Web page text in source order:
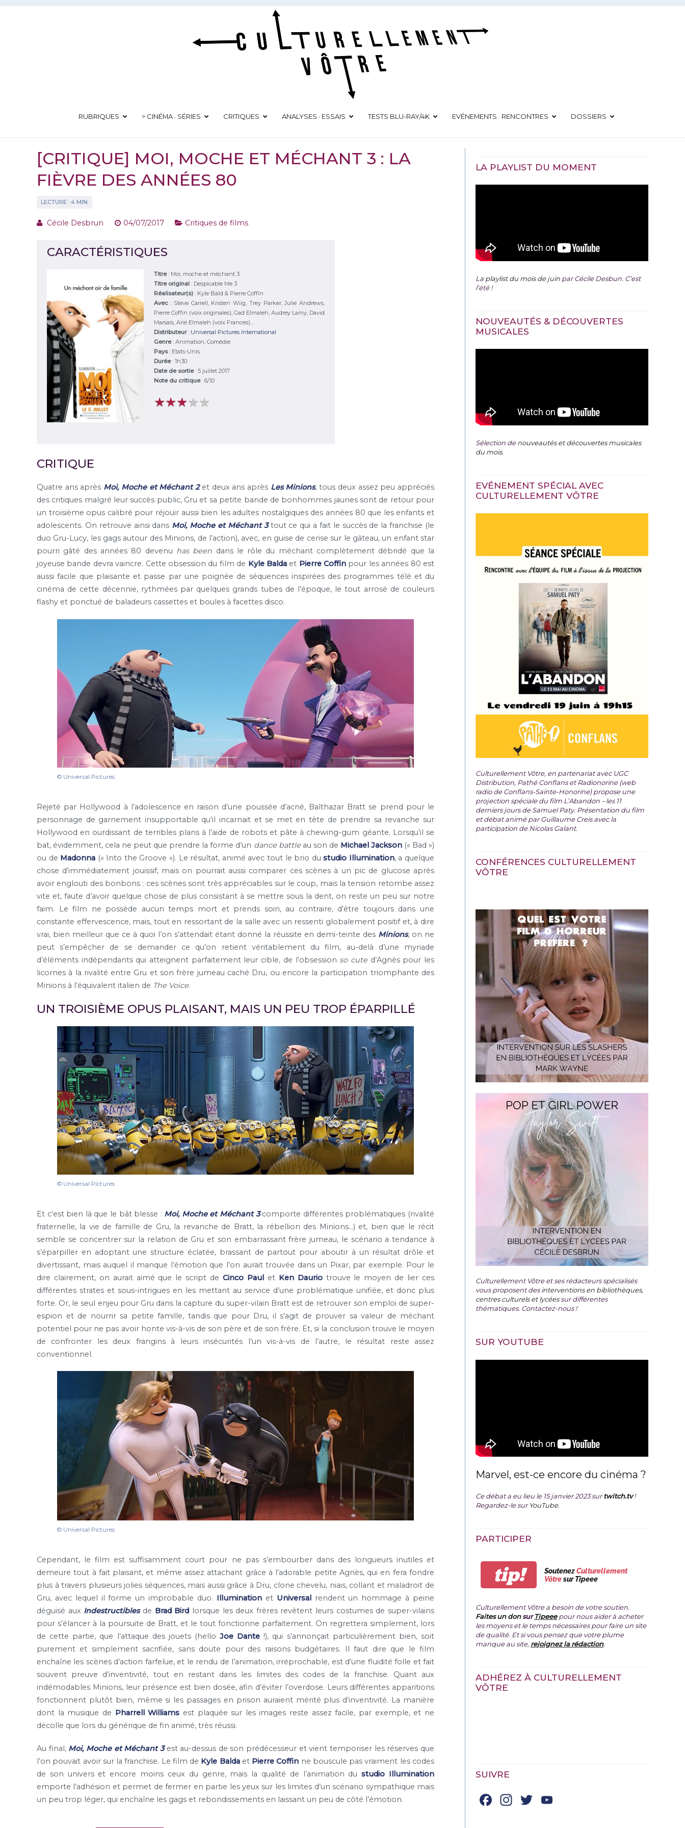
Aller
Culturellement Vôtre
RUBRIQUES > CINÉMA · SÉRIES CRITIQUES ANALYSES · ESSAIS TESTS BLU-RAY/4K EVÉNEMENTS · RENCONTRES DOSSIERS
[CRITIQUE] MOI, MOCHE ET MÉCHANT 3 : LA
FIÈVRE DES ANNÉES 80
Cécile Desbrun 04/07/2017 Critiques de films
CARACTÉRISTIQUES
Titre: Moi, moche et méchant 3
Titre original : Despicable Me 3
Réalisateur(s) : Kyle Bald & Pierre Coffin
Avec: Steve Carrell, Kristen Wiig, Trey Parker, Julie Andrews,
Pierre Coffin (voix originales), Gad Elmaleh, Audrey Lamy, David
Marsais, Arié Elmaleh (voix Frances)...
Distributeur: Universal Pictures International
Genre: Animation, Comédie
Pays: Etats-Unis
Durée: 1h30
Date de sortie: 5 juillet 2017
Note du critique: 6/10
★★★★★
★★★★★
CRITIQUE
Quatre ans après Moi, Moche et Méchant 2 et deux ans après Les Minions, tous deux assez peu appréciés
des critiques malgré leur succès public, Gru et sa petite bande de bonhommes jaunes sont de retour pour
un troisième opus calibré pour réjouir aussi bien les adultes nostalgiques des années 80 que les enfants et
adolescents. On retrouve ainsi dans Moi, Moche et Méchant 3tout ce qui a fait le succès de la franchise (le
duo Gru-Lucy, les gags autour des Minions, de l’action), avec, en guise de cerise sur le gâteau, un enfant star
pourri gâté des années 80 devenu has been dans le rôle du méchant complètement débridé que la
joyeuse bande devra vaincre. Cette obsession du film de Kyle Baldaet Pierre Coffin pour les années 80 est
aussi facile que plaisante et passe par une poignée de séquences inspirées des programmes télé et du
cinéma de cette décennie, rythmées par quelques grands tubes de l’époque, le tout arrosé de couleurs
flashy et ponctué de baladeurs cassettes et boules à facettes disco.
© Universal Pictures
Rejeté par Hollywood à l’adolescence en raison d’une poussée d’acné, Balthazar Bratt se prend pour le
personnage de garnement insupportable qu’il incarnait et se met en tête de prendre sa revanche sur
Hollywood en ourdissant de terribles plans à l’aide de robots et pâte à chewing-gum géante. Lorsqu’il se
bat, évidemment, cela ne peut que prendre la forme d’un dance battleau son de Michael Jackson(« Bad »)
ou de Madonna (« Into the Groove »). Le résultat, animé avec tout le brio dustudio Illumination, a quelque
chose d’immédiatement jouissif, mais on pourrait aussi comparer ces scènes à un pic de glucose après
avoir englouti des bonbons : ces scènes sont très appréciables sur le coup, mais la tension retombe assez
vite et, faute d’avoir quelque chose de plus consistant à se mettre sous la dent, on reste un peu sur notre
faim. Le film ne possède aucun temps mort et prends soin, au contraire, d’être toujours dans une
constante effervescence, mais, tout en ressortant de la salle avec un ressenti globalement positif et, à dire
vrai, bien meilleur que ce à quoi l’on s’attendait étant donné la réussite en demi-teinte des Minions, on ne
peut s’empêcher de se demander ce qu’on retient véritablement du film, au-delà d’une myriade
d’éléments indépendants qui atteignent parfaitement leur cible, de l’obsession so cuted’Agnès pour les
licornes à la rivalité entre Gru et son frère jumeau caché Dru, ou encore la participation triomphante des
Minions à l’équivalent italien de The Voice.
UN TROISIÈME OPUS PLAISANT, MAIS UN PEU TROP ÉPARPILLÉ
© Universal Pictures
Et c’est bien là que le bât blesse : Moi, Moche et Méchant 3 comporte différentes problématiques (rivalité
fraternelle, la vie de famille de Gru, la revanche de Bratt, la rébellion des Minions…) et, bien que le récit
semble se concentrer sur la relation de Gru et son embarrassant frère jumeau, le scénario a tendance à
s’éparpiller en adoptant une structure éclatée, brassant de partout pour aboutir à un résultat drôle et
divertissant, mais auquel il manque l’émotion que l’on aurait trouvée dans un Pixar, par exemple. Pour le
dire clairement, on aurait aimé que le script deCinco Paulet Ken Dauriotrouve le moyen de lier ces
différentes strates et sous-intrigues en les mettant au service d’une problématique unifiée, et donc plus
forte. Or, le seul enjeu pour Gru dans la capture du super-vilain Bratt est de retrouver son emploi de super-
espion et de nourrir sa petite famille, tandis que pour Dru, il s’agit de prouver sa valeur de méchant
potentiel pour ne pas avoir honte vis-à-vis de son père et de son frère. Et, si la conclusion trouve le moyen
de confronter les deux frangins à leurs insécurités l’un vis-à-vis de l’autre, le résultat reste assez
conventionnel.
© Universal Pictures
Cependant, le film est suffisamment court pour ne pas s’embourber dans des longueurs inutiles et
demeure tout à fait plaisant, et même assez attachant grâce à l’adorable petite Agnès, qui en fera fondre
plus à travers plusieurs jolies séquences, mais aussi grâce à Dru, clone chevelu, niais, collant et maladroit de
Gru, avec lequel il forme un improbable duo. Illuminationet Universalrendent un hommage à peine
déguisé aux Indestructiblesde Brad Bird lorsque les deux frères revêtent leurs costumes de super-vilains
pour s’élancer à la poursuite de Bratt, et le tout fonctionne parfaitement. On regrettera simplement, lors
de cette partie, que l’attaque des jouets (helloJoe Dante !), qui s’annonçait particulièrement bien, soit
purement et simplement sacrifiée, sans doute pour des raisons budgétaires. Il faut dire que le film
enchaîne les scènes d’action farfelue, et le rendu de l’animation, irréprochable, est d’une fluidité folle et fait
souvent preuve d’inventivité, tout en restant dans les limites des codes de la franchise. Quant aux
indémodables Minions, leur présence est bien dosée, afin d’éviter l’overdose. Leurs différentes apparitions
fonctionnent plutôt bien, même si les passages en prison auraient mérité plus d’inventivité. La manière
dont la musique de Pharrell Williams est plaquée sur les images reste assez facile, par exemple, et ne
décolle que lors du générique de fin animé, très réussi.
Au final, Moi, Moche et Méchant 3est au-dessus de son prédécesseur et vient temporiser les réserves que
l’on pouvait avoir sur la franchise. Le film de Kyle Baldaet Pierre Coffin ne bouscule pas vraiment les codes
de son univers et encore moins ceux du genre, mais la qualité de l’animation dustudio Illumination
emporte l’adhésion et permet de fermer en partie les yeux sur les limites d’un scénario sympathique mais
un peu trop léger, qui enchaîne les gags et rebondissements en laissant un peu de côté l’émotion.
LA PLAYLIST DU MOMENT
La playlist du mois de juin par Cécile Desbun. C’est
l’été !
NOUVEAUTÉS & DÉCOUVERTES
MUSICALES
Sélection denouveautés et découvertes musicales
du mois.
EVÉNEMENT SPÉCIAL AVEC
CULTURELLEMENT VÔTRE
Culturellement Vôtre, en partenariat avec UGC
Distribution, Pathé Conflans et Radionorine (web
radio de Conflans-Sainte-Honorine) propose une
projection spéciale du film L’Abandon – les 11
derniers jours de Samuel Paty. Présentation du film
et débat animé par Guillaume Creis avec la
participation de Nicolas Galant.
CONFÉRENCES CULTURELLEMENT
VÔTRE
Culturellement Vôtre et ses rédacteurs spécialisés
vous proposent desinterventions en bibliothèques,
centres culturels et lycéessur différentes
thématiques. Contactez-nous !
SUR YOUTUBE
Marvel, est-ce encore du cinéma ?
Ce débat a eu lieu le 15 janvier 2023 surtwitch.tv !
Regardez-le surYouTube.
PARTICIPER
tip! SoutenezCulturellement
Vôtresur Tipeee
Culturellement Vôtre a besoin de votre soutien.
Faites un donsurTipeeepour nous aider à acheter
les moyens et le temps nécessaires pour faire un site
de qualité. Et si vous pensez que votre plume
manque au site, rejoignez la rédaction.
ADHÉREZ À CULTURELLEMENT
VÔTRE
SUIVRE
Facebook
Instagram
Twitter